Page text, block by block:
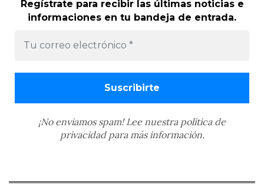
Regístrate para recibir las últimas noticias e
informaciones en tu bandeja de entrada.
¡No enviamos spam! Lee nuestra política de
privacidadpara más información.